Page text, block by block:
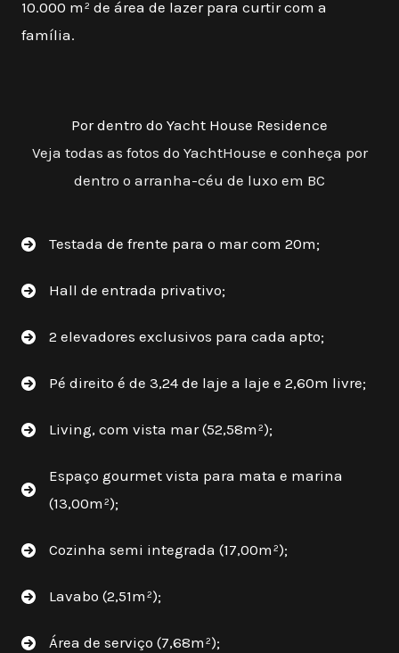
10.000 m² de área de lazer para curtir com a
família.
Por dentro do Yacht House Residence
Veja todas as fotos do YachtHouse e conheça por
dentro o arranha-céu de luxo em BC
Testada de frente para o mar com 20m;
Hall de entrada privativo;
2 elevadores exclusivos para cada apto;
Pé direito é de 3,24 de laje a laje e 2,60m livre;
Living, com vista mar (52,58m²);
Espaço gourmet vista para mata e marina
(13,00m²);
Cozinha semi integrada (17,00m²);
Lavabo (2,51m²);
Área de serviço (7,68m²);